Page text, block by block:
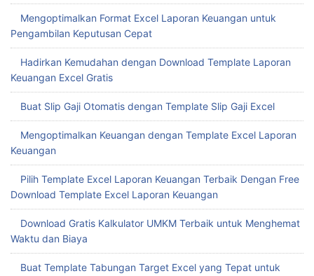
Mengoptimalkan Format Excel Laporan Keuangan untuk
Pengambilan Keputusan Cepat
Hadirkan Kemudahan dengan Download Template Laporan
Keuangan Excel Gratis
Buat Slip Gaji Otomatis dengan Template Slip Gaji Excel
Mengoptimalkan Keuangan dengan Template Excel Laporan
Keuangan
Pilih Template Excel Laporan Keuangan Terbaik Dengan Free
Download Template Excel Laporan Keuangan
Download Gratis Kalkulator UMKM Terbaik untuk Menghemat
Waktu dan Biaya
Buat Template Tabungan Target Excel yang Tepat untuk